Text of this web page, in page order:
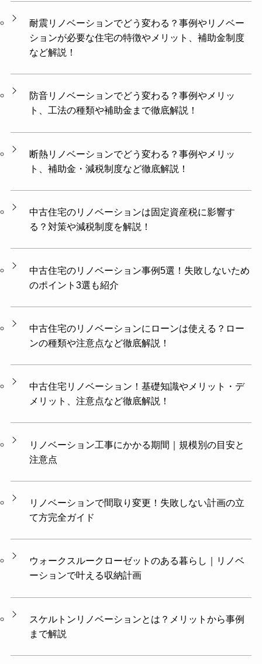
耐震リノベーションでどう変わる？事例やリノベー
ションが必要な住宅の特徴やメリット、補助金制度
など解説！
防音リノベーションでどう変わる？事例やメリッ
ト、工法の種類や補助金まで徹底解説！
断熱リノベーションでどう変わる？事例やメリッ
ト、補助金・減税制度など徹底解説！
中古住宅のリノベーションは固定資産税に影響す
る？対策や減税制度を解説！
中古住宅のリノベーション事例5選！失敗しないため
のポイント3選も紹介
中古住宅のリノベーションにローンは使える？ロー
ンの種類や注意点など徹底解説！
中古住宅リノベーション！基礎知識やメリット・デ
メリット、注意点など徹底解説！
リノベーション工事にかかる期間｜規模別の目安と
注意点
リノベーションで間取り変更！失敗しない計画の立
て方完全ガイド
ウォークスルークローゼットのある暮らし｜リノベ
ーションで叶える収納計画
スケルトンリノベーションとは？メリットから事例
まで解説